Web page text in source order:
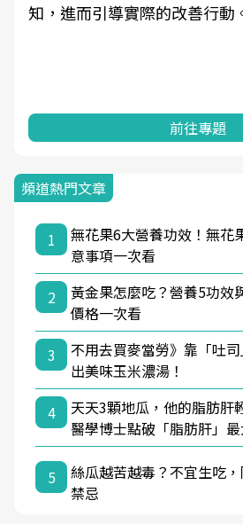
知，進而引導實際的改善行動
前往專題
頻道熱門文章
1
無花果6大營養功效！無花
意事項一次看
2
黃金果怎麼吃？營養5功效
價格一次看
3
不用去買麥當勞》靠「吐
出美味玉米濃湯！
4
天天3顆地瓜，他的脂肪肝
醫學博士點破「脂肪肝」
5
絲瓜越苦越毒？不宜生吃
禁忌